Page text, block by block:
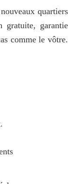
quartiers
gratuite, garantie
comme le vôtre.